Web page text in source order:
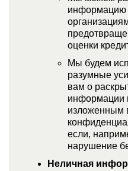
информацию
оценки
Мы будем
разумные
вам о
информации
изложенным
если,
нарушение
Неличная